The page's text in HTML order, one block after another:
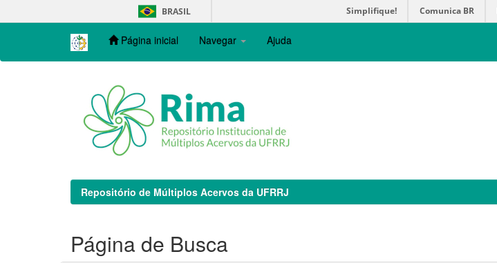
navigation
BRASIL Simplifique! Comunica BR
Página inicial Navegar Ajuda
Repositório de Múltiplos Acervos da UFRRJ
Página de Busca